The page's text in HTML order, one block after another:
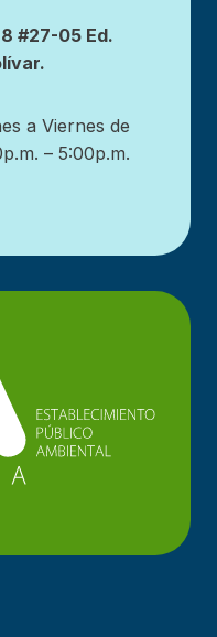
#27-05 Ed.
a Viernes de
– 5:00p.m.